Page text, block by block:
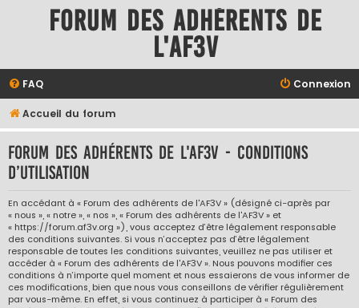
Forum des adhérents de
l'AF3V
FAQ Connexion
Accueil du forum
Forum des adhérents de l'AF3V - Conditions
d’utilisation
En accédant à « Forum des adhérents de l'AF3V » (désigné ci-après par
« nous », « notre », « nos », « Forum des adhérents de l'AF3V » et
« https://forum.af3v.org »), vous acceptez d’être légalement responsable
des conditions suivantes. Si vous n’acceptez pas d’être légalement
responsable de toutes les conditions suivantes, veuillez ne pas utiliser et
accéder à « Forum des adhérents de l'AF3V ». Nous pouvons modifier ces
conditions à n’importe quel moment et nous essaierons de vous informer de
ces modifications, bien que nous vous conseillons de vérifier régulièrement
par vous-même. En effet, si vous continuez à participer à « Forum des